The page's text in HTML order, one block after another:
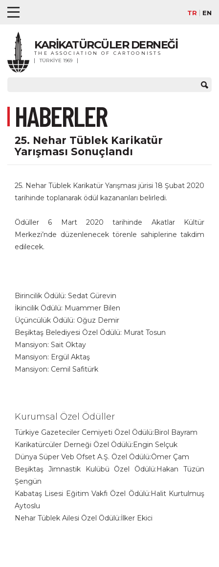
TR EN
KARİKATÜRCÜLER DERNEĞİ
THE ASSOCIATION OF CARTOONISTS
TÜRKİYE 1969
HABERLER
25. Nehar Tüblek Karikatür
Yarışması Sonuçlandı
25. Nehar Tüblek Karikatür Yarışması jürisi 18 Şubat 2020
tarihinde toplanarak ödül kazananları belirledi.
Ödüller 6 Mart 2020 tarihinde Akatlar Kültür
Merkezi’nde düzenlenecek törenle sahiplerine takdim
edilecek.
Birincilik Ödülü: Sedat Gürevin
İkincilik Ödülü: Muammer Bilen
Üçüncülük Ödülü: Oğuz Demir
Beşiktaş Belediyesi Özel Ödülü: Murat Tosun
Mansiyon: Sait Oktay
Mansiyon: Ergül Aktaş
Mansiyon: Cemil Safitürk
Kurumsal Özel Ödüller
Türkiye Gazeteciler Cemiyeti Özel Ödülü:Birol Bayram
Karikatürcüler Derneği Özel Ödülü:Engin Selçuk
Dünya Süper Veb Ofset A.Ş. Özel Ödülü:Ömer Çam
Beşiktaş Jimnastik Kulübü Özel Ödülü:Hakan Tüzün
Şengün
Kabataş Lisesi Eğitim Vakfı Özel Ödülü:Halit Kurtulmuş
Aytoslu
Nehar Tüblek Ailesi Özel Ödülü:İlker Ekici